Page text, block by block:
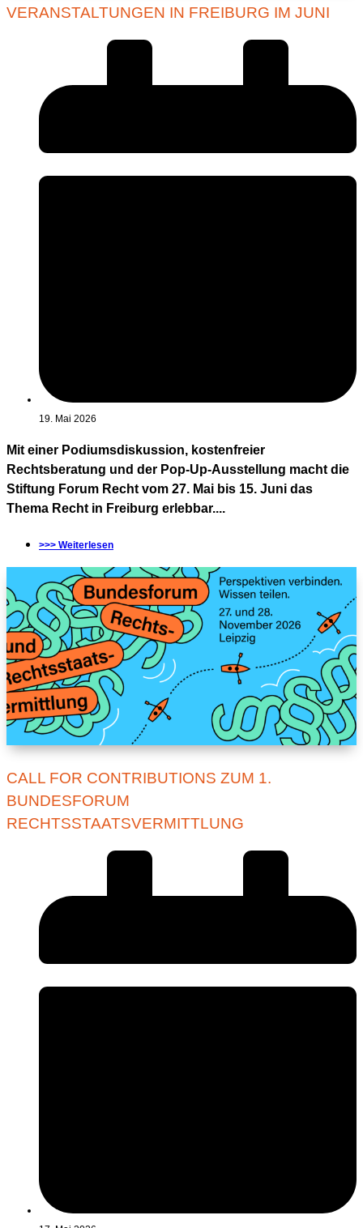
VERANSTALTUNGEN IN FREIBURG IM JUNI
19. Mai 2026
Mit einer Podiumsdiskussion, kostenfreier
Rechtsberatung und der Pop-Up-Ausstellung macht die
Stiftung Forum Recht vom 27. Mai bis 15. Juni das
Thema Recht in Freiburg erlebbar....
>>> Weiterlesen
CALL FOR CONTRIBUTIONS ZUM 1.
BUNDESFORUM
RECHTSSTAATSVERMITTLUNG